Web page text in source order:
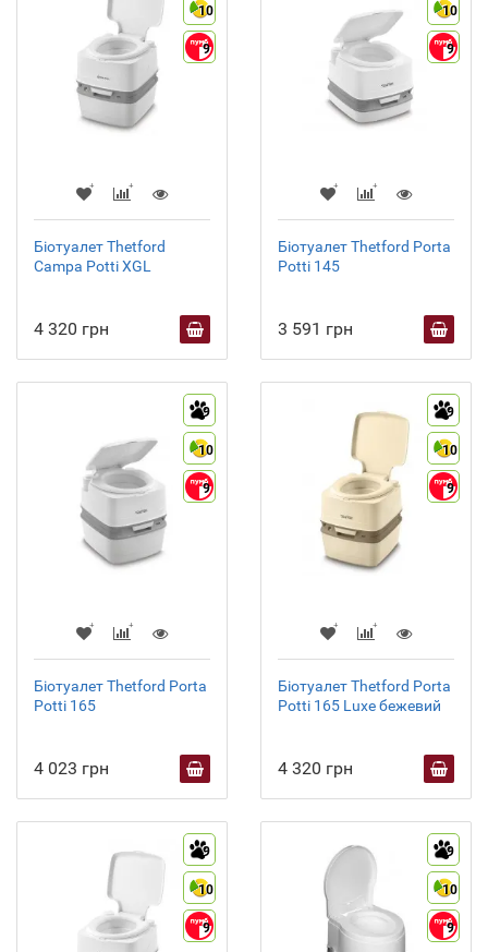
10
9
Біотуалет Thetford
Campa Potti XGL
4 320 грн
10
9
Біотуалет Thetford Porta
Potti 145
3 591 грн
9
10
9
Біотуалет Thetford Porta
Potti 165
4 023 грн
9
10
9
Біотуалет Thetford Porta
Potti 165 Luxe бежевий
4 320 грн
9
10
9
9
10
9